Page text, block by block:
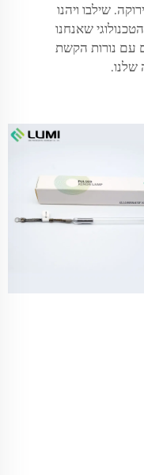
שילבו ויהנו
שאנחנו
עם נורות הקשת
שלנו.